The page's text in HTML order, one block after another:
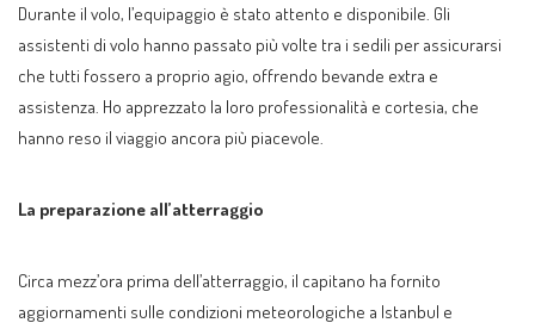
Durante il volo, l’equipaggio è stato attento e disponibile. Gli
assistenti di volo hanno passato più volte tra i sedili per assicurarsi
che tutti fossero a proprio agio, offrendo bevande extra e
assistenza. Ho apprezzato la loro professionalità e cortesia, che
hanno reso il viaggio ancora più piacevole.
La preparazione all’atterraggio
Circa mezz’ora prima dell’atterraggio, il capitano ha fornito
aggiornamenti sulle condizioni meteorologiche a Istanbul e